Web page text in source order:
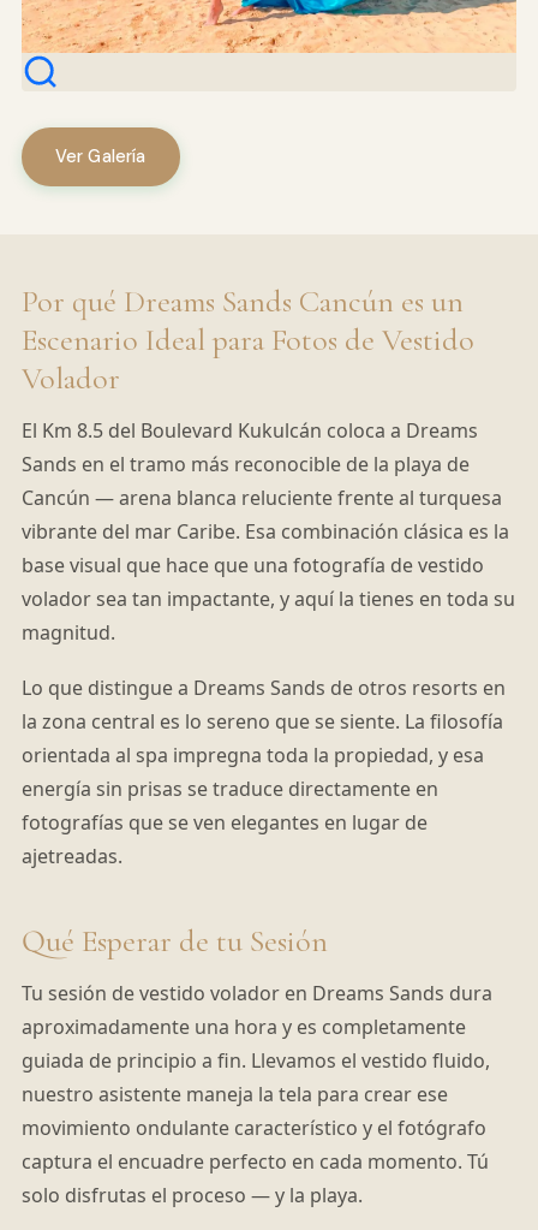
Ver Galería
Por qué Dreams Sands Cancún es un
Escenario Ideal para Fotos de Vestido
Volador
El Km 8.5 del Boulevard Kukulcán coloca a Dreams
Sands en el tramo más reconocible de la playa de
Cancún — arena blanca reluciente frente al turquesa
vibrante del mar Caribe. Esa combinación clásica es la
base visual que hace que una fotografía de vestido
volador sea tan impactante, y aquí la tienes en toda su
magnitud.
Lo que distingue a Dreams Sands de otros resorts en
la zona central es lo sereno que se siente. La filosofía
orientada al spa impregna toda la propiedad, y esa
energía sin prisas se traduce directamente en
fotografías que se ven elegantes en lugar de
ajetreadas.
Qué Esperar de tu Sesión
Tu sesión de vestido volador en Dreams Sands dura
aproximadamente una hora y es completamente
guiada de principio a fin. Llevamos el vestido fluido,
nuestro asistente maneja la tela para crear ese
movimiento ondulante característico y el fotógrafo
captura el encuadre perfecto en cada momento. Tú
solo disfrutas el proceso — y la playa.